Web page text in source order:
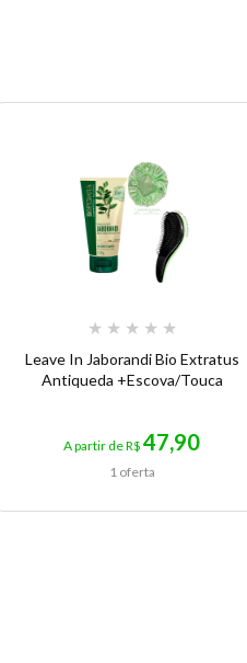
★ ★ ★ ★ ★
Leave In Jaborandi Bio Extratus
Antiqueda +Escova/Touca
A partir de R$47,90
1 oferta